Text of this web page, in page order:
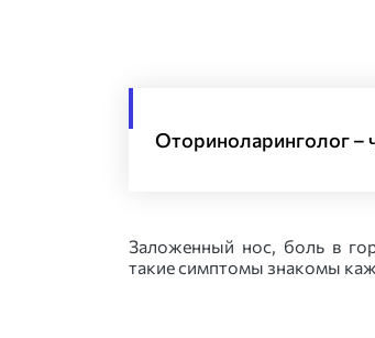
Оториноларинголог –
Заложенный нос, боль в
такие симптомы знакомы